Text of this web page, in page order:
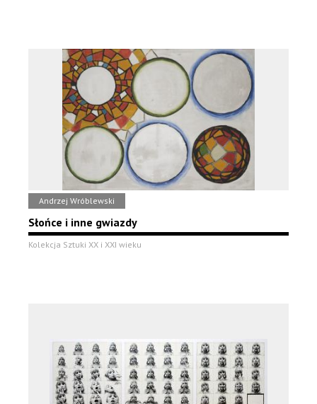
Andrzej Wróblewski
Słońce i inne gwiazdy
Kolekcja Sztuki XX i XXI wieku